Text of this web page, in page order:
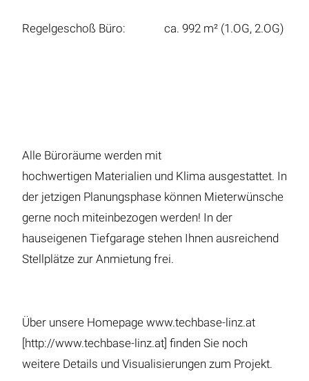
Regelgeschoß Büro: ca. 992 m² (1.OG, 2.OG)
Alle Büroräume werden mit
hochwertigen Materialien und Klima ausgestattet. In
der jetzigen Planungsphase können Mieterwünsche
gerne noch miteinbezogen werden! In der
hauseigenen Tiefgarage stehen Ihnen ausreichend
Stellplätze zur Anmietung frei.
Über unsere Homepage www.techbase-linz.at
[http://www.techbase-linz.at] finden Sie noch
weitere Details und Visualisierungen zum Projekt.